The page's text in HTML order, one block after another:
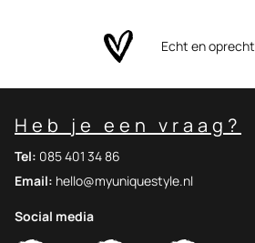
Echt en oprecht
Heb je een vraag?
Tel: 085 401 34 86
Email: hello@myuniquestyle.nl
Social media